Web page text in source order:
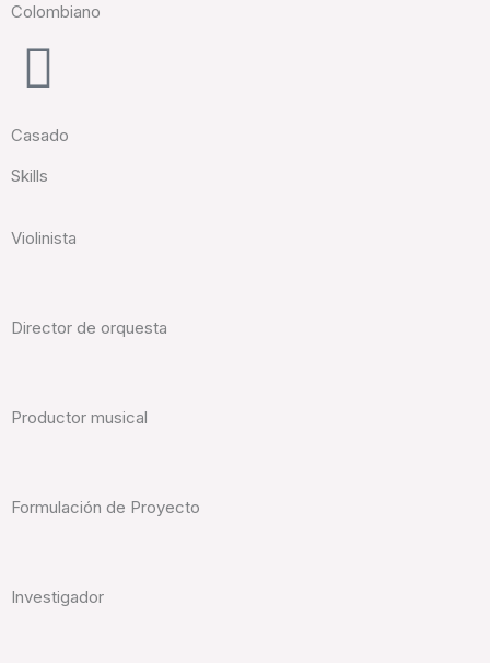
Colombiano
Casado
Skills
Violinista
Director de orquesta
Productor musical
Formulación de Proyecto
Investigador